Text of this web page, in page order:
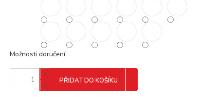
Možnosti doručení
PŘIDAT DO KOŠÍKU